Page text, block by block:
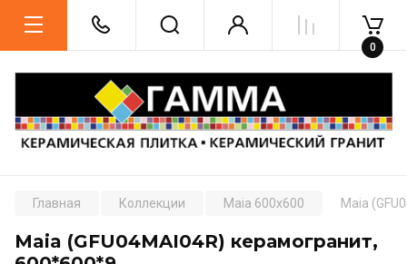
0
Главная Коллекции Maia 600x600 Maia
Maia (GFU04MAI04R) керамогранит,